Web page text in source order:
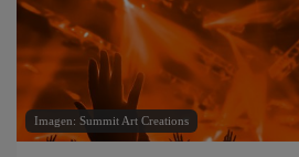
Imagen: Summit Art Creations